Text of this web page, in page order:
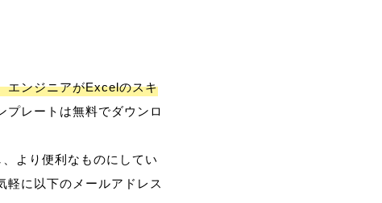
エンジニアがExcelのスキ
プレートは無料でダウンロ
より便利なものにしてい
軽に以下のメールアドレス